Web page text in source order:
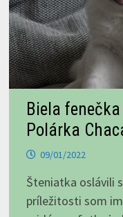
Biela
Polárka
09/01/2022
Šteniatka oslávili
príležitosti som